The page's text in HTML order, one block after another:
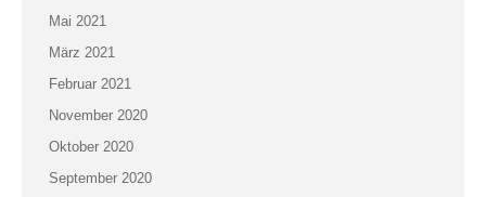
Mai 2021
März 2021
Februar 2021
November 2020
Oktober 2020
September 2020